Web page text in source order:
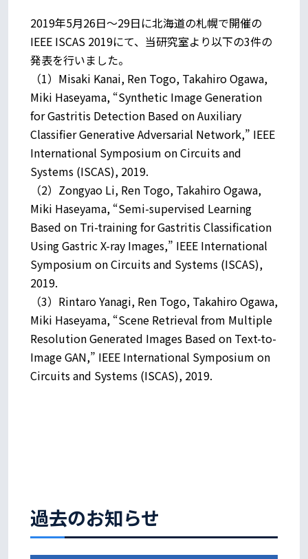
過去のお知らせ
2019年5月26日〜29日に北海道の札幌で開催の
IEEE ISCAS 2019にて、当研究室より以下の3件の
発表を行いました。
（1）Misaki Kanai, Ren Togo, Takahiro Ogawa,
Miki Haseyama, “Synthetic Image Generation
for Gastritis Detection Based on Auxiliary
Classifier Generative Adversarial Network,” IEEE
International Symposium on Circuits and
Systems (ISCAS), 2019.
（2）Zongyao Li, Ren Togo, Takahiro Ogawa,
Miki Haseyama, “Semi-supervised Learning
Based on Tri-training for Gastritis Classification
Using Gastric X-ray Images,” IEEE International
Symposium on Circuits and Systems (ISCAS),
2019.
（3）Rintaro Yanagi, Ren Togo, Takahiro Ogawa,
Miki Haseyama, “Scene Retrieval from Multiple
Resolution Generated Images Based on Text-to-
Image GAN,” IEEE International Symposium on
Circuits and Systems (ISCAS), 2019.